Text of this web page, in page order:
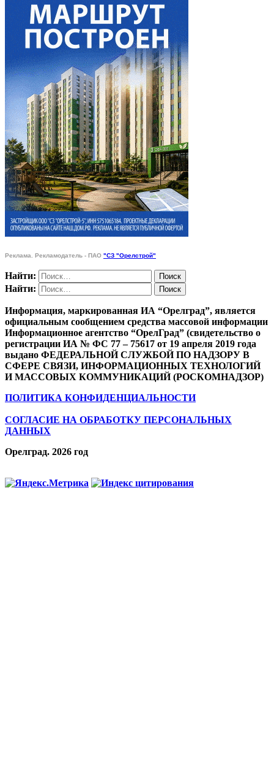
Реклама. Рекламодатель - ПАО "СЗ "Орелстрой"
Найти:
Найти:
Информация, маркированная ИА “Орелград”, является
официальным сообщением средства массовой информации
Информационное агентство “ОрелГрад” (свидетельство о
регистрации ИА № ФС 77 – 75617 от 19 апреля 2019 года
выдано ФЕДЕРАЛЬНОЙ СЛУЖБОЙ ПО НАДЗОРУ В
СФЕРЕ СВЯЗИ, ИНФОРМАЦИОННЫХ ТЕХНОЛОГИЙ
И МАССОВЫХ КОММУНИКАЦИЙ (РОСКОМНАДЗОР)
ПОЛИТИКА КОНФИДЕНЦИАЛЬНОСТИ
СОГЛАСИЕ НА ОБРАБОТКУ ПЕРСОНАЛЬНЫХ
ДАННЫХ
Орелград. 2026 год